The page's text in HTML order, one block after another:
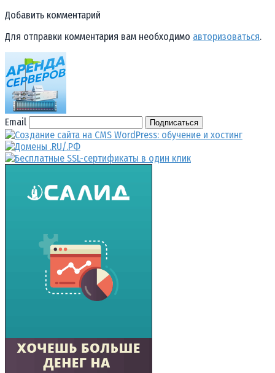
Добавить комментарий
Для отправки комментария вам необходимо авторизоваться.
Email Подписаться